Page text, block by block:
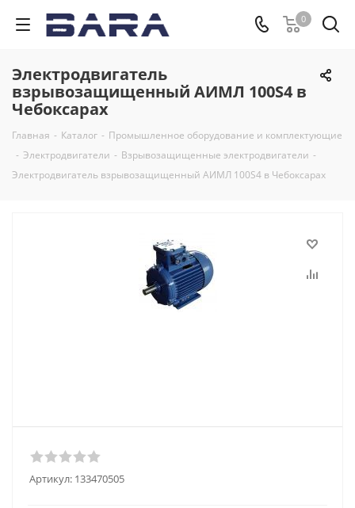
0
Электродвигатель
взрывозащищенный АИМЛ 100S4 в
Чебоксарах
Главная - Каталог - Промышленное оборудование и комплектующие
- Электродвигатели - Взрывозащищенные электродвигатели -
Электродвигатель взрывозащищенный АИМЛ 100S4 в Чебоксарах
Артикул: 133470505